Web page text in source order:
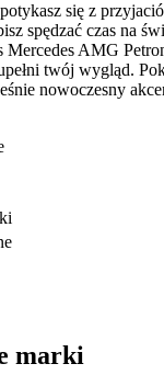
się z
spędzać czas na
Mercedes AMG
twój wygląd.
nowoczesny
marki